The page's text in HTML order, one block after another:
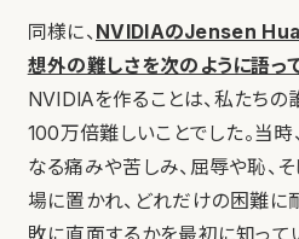
同様に、 NVIDIAのJensen
想外の難しさを次のように語っ
NVIDIAを作ることは、私たち
100万倍難しいことでした。当
なる痛みや苦しみ、屈辱や恥、
場に置かれ、どれだけの困難に